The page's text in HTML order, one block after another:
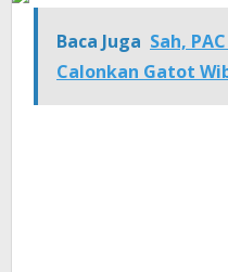
Baca Juga Sah,
Calonkan Gatot